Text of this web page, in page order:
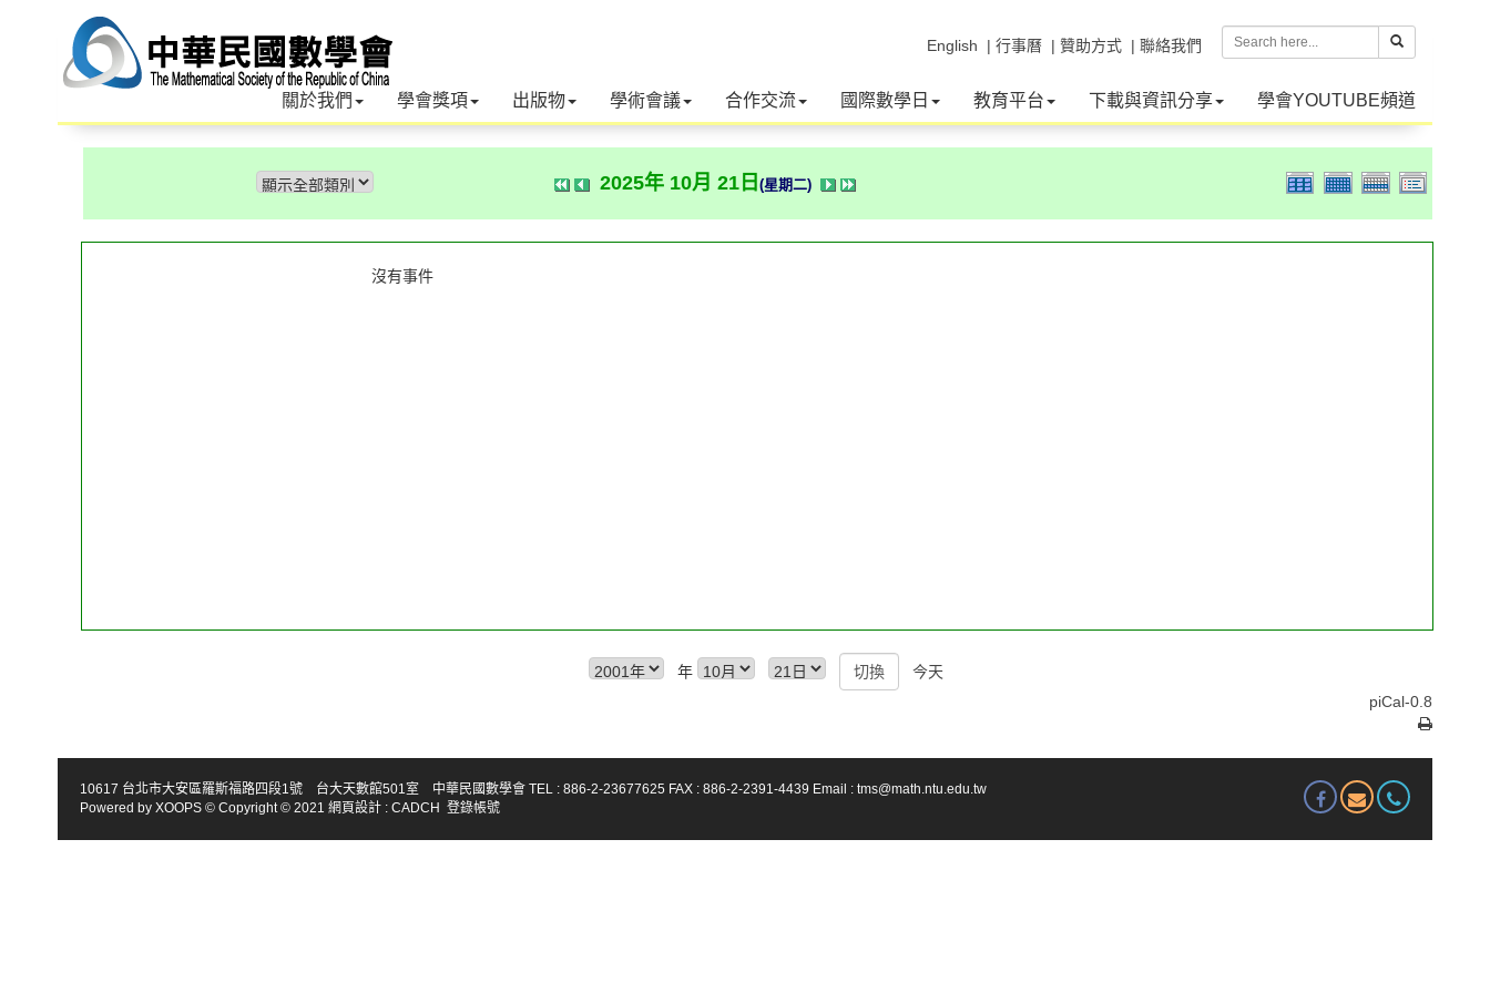
| 聯絡我們
| 贊助方式
| 行事曆
English
關於我們 學會獎項 出版物 學術會議 合作交流 國際數學日 教育平台 下載與資訊分享 學會YOUTUBE頻道
2025年 10月 21日 (星期二)
沒有事件
年
今天
piCal-0.8
10617 台北市大安區羅斯福路四段1號 台大天數館501室 中華民國數學會 TEL : 886-2-23677625 FAX : 886-2-2391-4439 Email : tms@math.ntu.edu.tw
Powered by XOOPS © Copyright © 2021 網頁設計 : CADCH 登錄帳號